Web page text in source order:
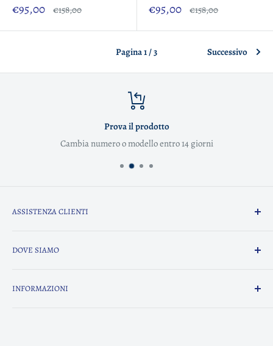
Prezzo
scontato
€95,00 Prezzo
€158,00 Prezzo
scontato
€95,00 Prezzo
€158,00
Pagina 1 / 3 Successivo
Prova il prodotto
Cambia numero o modello entro 14 giorni
ASSISTENZA CLIENTI
whatsapp:
DOVE SIAMO
INFORMAZIONI